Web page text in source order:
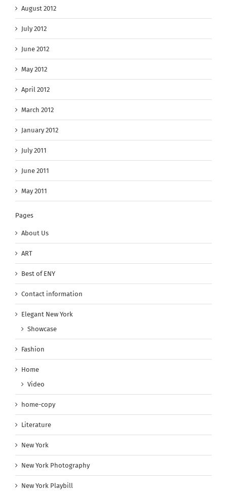
August 2012
July 2012
June 2012
May 2012
April 2012
March 2012
January 2012
July 2011
June 2011
May 2011
Pages
About Us
ART
Best of ENY
Contact information
Elegant New York
Showcase
Fashion
Home
Video
home-copy
Literature
New York
New York Photography
New York Playbill